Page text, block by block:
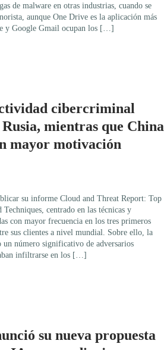
de malware en otras industrias, cuando se
aunque One Drive es la aplicación más
y Google Gmail ocupan los […]
cibercriminal
mientras que China
mayor motivación
su informe Cloud and Threat Report: Top
Techniques, centrado en las técnicas y
con mayor frecuencia en los tres primeros
sus clientes a nivel mundial. Sobre ello, la
un número significativo de adversarios
infiltrarse en los […]
su nueva propuesta